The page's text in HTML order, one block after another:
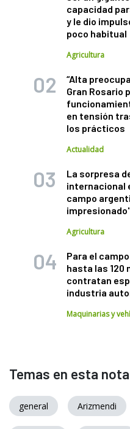
capacidad
y le dio
poco habitual
Agricultura
“Alta
Gran Rosario
en tensión
los prácticos
Actualidad
La sorpresa
internacional
campo
Agricultura
Para el
hasta las 120
contratan
industria
Maquinarias y
Temas en esta nota
general Arizmendi